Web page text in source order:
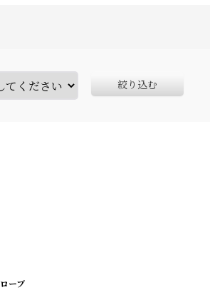
絞り込む
ーブ